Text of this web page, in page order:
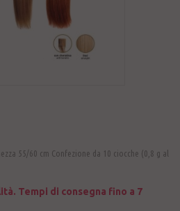
55/60 cm Confezione da 10 ciocche (0,8 g al
Tempi di consegna fino a 7